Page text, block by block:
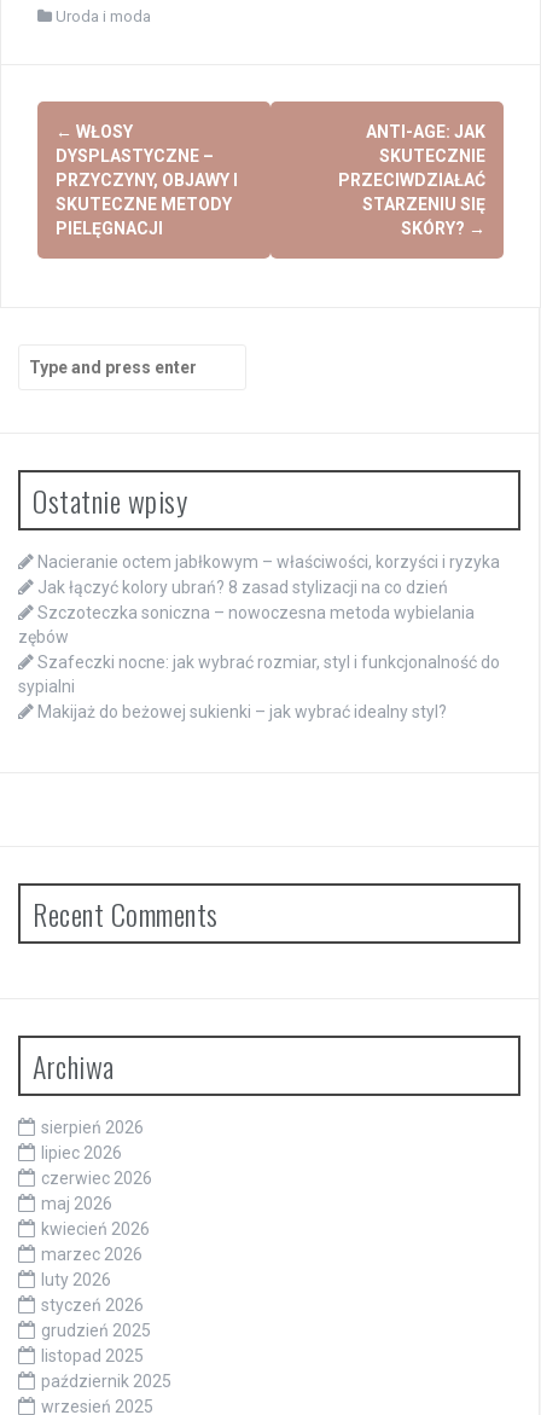
Uroda i moda
Post
navigation
← WŁOSY
DYSPLASTYCZNE –
PRZYCZYNY, OBJAWY I
SKUTECZNE METODY
PIELĘGNACJI
ANTI-AGE: JAK
SKUTECZNIE
PRZECIWDZIAŁAĆ
STARZENIU SIĘ
SKÓRY? →
for:
Ostatnie wpisy
Nacieranie octem jabłkowym – właściwości, korzyści i ryzyka
Jak łączyć kolory ubrań? 8 zasad stylizacji na co dzień
Szczoteczka soniczna – nowoczesna metoda wybielania
zębów
Szafeczki nocne: jak wybrać rozmiar, styl i funkcjonalność do
sypialni
Makijaż do beżowej sukienki – jak wybrać idealny styl?
Recent Comments
Archiwa
sierpień 2026
lipiec 2026
czerwiec 2026
maj 2026
kwiecień 2026
marzec 2026
luty 2026
styczeń 2026
grudzień 2025
listopad 2025
październik 2025
wrzesień 2025